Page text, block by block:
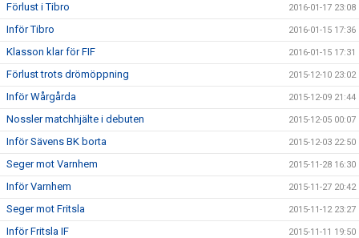
Förlust i Tibro 2016-01-17 23:08
Inför Tibro 2016-01-15 17:36
Klasson klar för FIF 2016-01-15 17:31
Förlust trots drömöppning 2015-12-10 23:02
Inför Wårgårda 2015-12-09 21:44
Nossler matchhjälte i debuten 2015-12-05 00:07
Inför Sävens BK borta 2015-12-03 22:50
Seger mot Varnhem 2015-11-28 16:30
Inför Varnhem 2015-11-27 20:42
Seger mot Fritsla 2015-11-12 23:27
Inför Fritsla IF 2015-11-11 19:50